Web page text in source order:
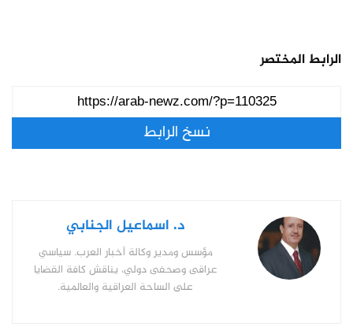
الرابط المختصر
نسخ الرابط
د. اسماعيل الجنابي
مؤسس ومدير وكالة أخبار العرب. سياسي
عراقى وصحفى دولي، يناقش كافة القضايا
على الساحة العراقية والعالمية.